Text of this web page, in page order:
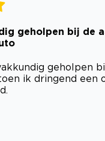
geholpen bij de
geholpen
ik dringend een